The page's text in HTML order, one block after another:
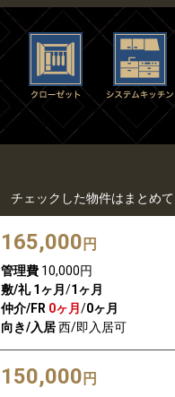
チェックした物件はまとめ
165,000 円
管理費10,000円
敷/礼 1ヶ月 /1ヶ月
仲介/FR 0ヶ月 /0ヶ月
向き/入居西/即入居可
150,000 円